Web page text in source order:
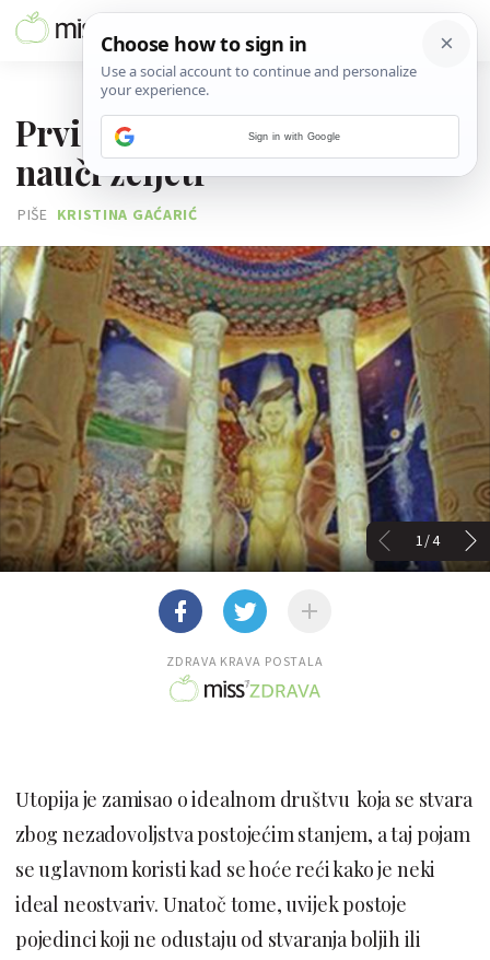
Prvi korak prema sreći -
nauči željeti
PIŠE KRISTINA GAĆARIĆ
1/4
ZDRAVA KRAVA POSTALA
Utopija je zamisao o idealnom društvu koja se stvara
zbog nezadovoljstva postojećim stanjem, a taj pojam
se uglavnom koristi kad se hoće reći kako je neki
ideal neostvariv. Unatoč tome, uvijek postoje
pojedinci koji ne odustaju od stvaranja boljih ili
Sign in with Google